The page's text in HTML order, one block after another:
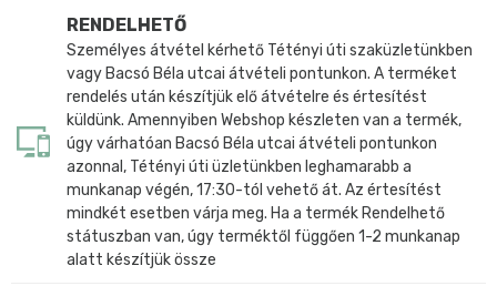
RENDELHETŐ
Személyes átvétel kérhető Tétényi úti szaküzletünkben
vagy Bacsó Béla utcai átvételi pontunkon. A terméket
rendelés után készítjük elő átvételre és értesítést
küldünk. Amennyiben Webshop készleten van a termék,
úgy várhatóan Bacsó Béla utcai átvételi pontunkon
azonnal, Tétényi úti üzletünkben leghamarabb a
munkanap végén, 17:30-tól vehető át. Az értesítést
mindkét esetben várja meg. Ha a termék Rendelhető
státuszban van, úgy terméktől függően 1-2 munkanap
alatt készítjük össze